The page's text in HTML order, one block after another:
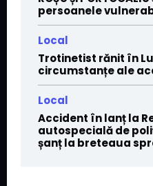
persoanele
Local
Trotinetist rănit în
circumstanțe ale
Local
Accident în lanț la
autospecială de
șanț la breteaua